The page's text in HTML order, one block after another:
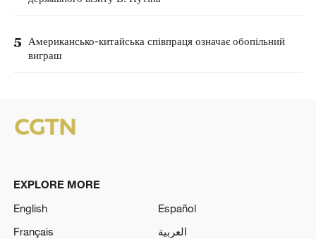
5
Американсько-китайська співпраця означає обопільний
виграш
EXPLORE MORE
English
Español
Français
العربية